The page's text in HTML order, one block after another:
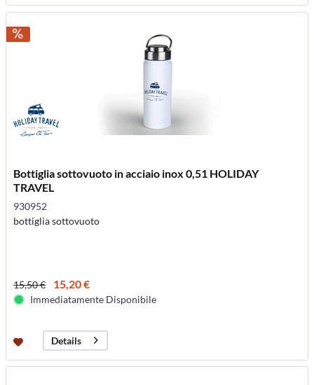
Bottiglia sottovuoto in acciaio inox 0,51 HOLIDAY
TRAVEL
930952
bottiglia sottovuoto
15,50 € 15,20 €
Immediatamente Disponibile
Details